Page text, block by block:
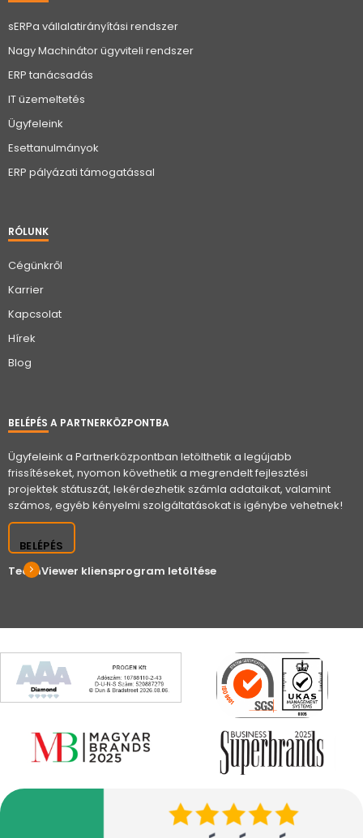
sERPa vállalatirányítási rendszer
Nagy Machinátor ügyviteli rendszer
ERP tanácsadás
IT üzemeltetés
Ügyfeleink
Esettanulmányok
ERP pályázati támogatással
RÓLUNK
Cégünkről
Karrier
Kapcsolat
Hírek
Blog
BELÉPÉS A PARTNERKÖZPONTBA
Ügyfeleink a Partnerközpontban letölthetik a legújabb
frissítéseket, nyomon követhetik a megrendelt fejlesztési
projektek státuszát, lekérdezhetik számla adataikat, valamint
számos, egyéb kényelmi szolgáltatásokat is igénybe vehetnek!
BELÉPÉS
TeamViewer kliensprogram letöltése